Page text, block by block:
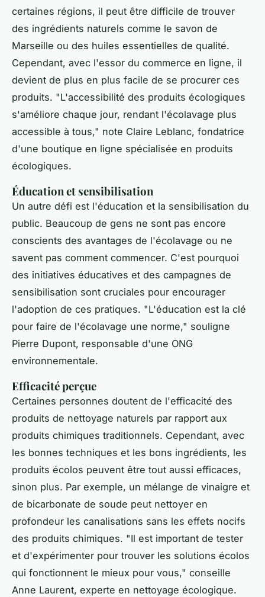
certaines régions, il peut être difficile de trouver
des ingrédients naturels comme le savon de
Marseille ou des huiles essentielles de qualité.
Cependant, avec l'essor du commerce en ligne, il
devient de plus en plus facile de se procurer ces
produits. "L'accessibilité des produits écologiques
s'améliore chaque jour, rendant l'écolavage plus
accessible à tous," note Claire Leblanc, fondatrice
d'une boutique en ligne spécialisée en produits
écologiques.
Éducation et sensibilisation
Un autre défi est l'éducation et la sensibilisation du
public. Beaucoup de gens ne sont pas encore
conscients des avantages de l'écolavage ou ne
savent pas comment commencer. C'est pourquoi
des initiatives éducatives et des campagnes de
sensibilisation sont cruciales pour encourager
l'adoption de ces pratiques. "L'éducation est la clé
pour faire de l'écolavage une norme," souligne
Pierre Dupont, responsable d'une ONG
environnementale.
Efficacité perçue
Certaines personnes doutent de l'efficacité des
produits de nettoyage naturels par rapport aux
produits chimiques traditionnels. Cependant, avec
les bonnes techniques et les bons ingrédients, les
produits écolos peuvent être tout aussi efficaces,
sinon plus. Par exemple, un mélange de vinaigre et
de bicarbonate de soude peut nettoyer en
profondeur les canalisations sans les effets nocifs
des produits chimiques. "Il est important de tester
et d'expérimenter pour trouver les solutions écolos
qui fonctionnent le mieux pour vous," conseille
Anne Laurent, experte en nettoyage écologique.